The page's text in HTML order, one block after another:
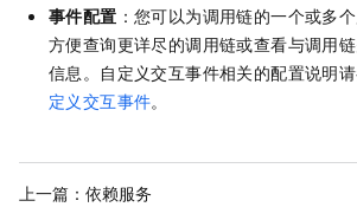
事件配置 ：您可以为调用链的一个或多
方便查询更详尽的调用链或查看与调用
信息。自定义交互事件相关的配置说明
定义交互事件。
上一篇： 依赖服务